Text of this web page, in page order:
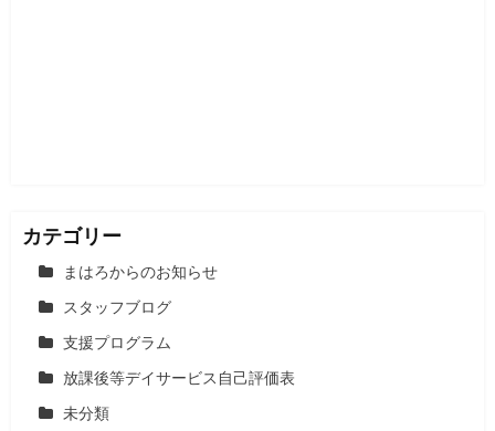
カテゴリー
まはろからのお知らせ
スタッフブログ
支援プログラム
放課後等デイサービス自己評価表
未分類